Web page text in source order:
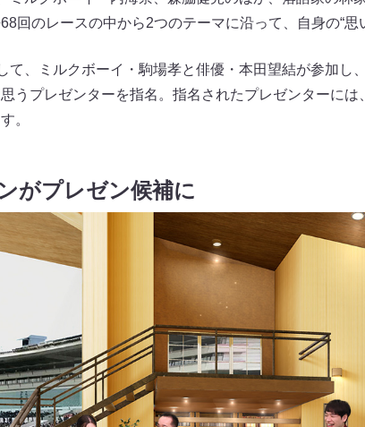
回のレースの中から2つのテーマに沿って、自身の“
て、ミルクボーイ・駒場孝と俳優・本田望結が参加し
うプレゼンターを指名。指名されたプレゼンターに
。
がプレゼン候補に